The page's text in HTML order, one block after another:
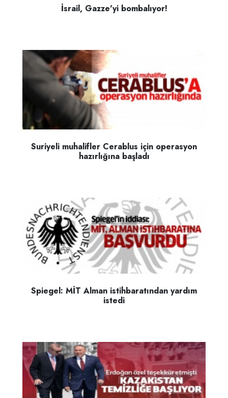
İsrail, Gazze'yi bombalıyor!
Suriyeli muhalifler Cerablus için operasyon
hazırlığına başladı
Spiegel: MİT Alman istihbaratından yardım
istedi